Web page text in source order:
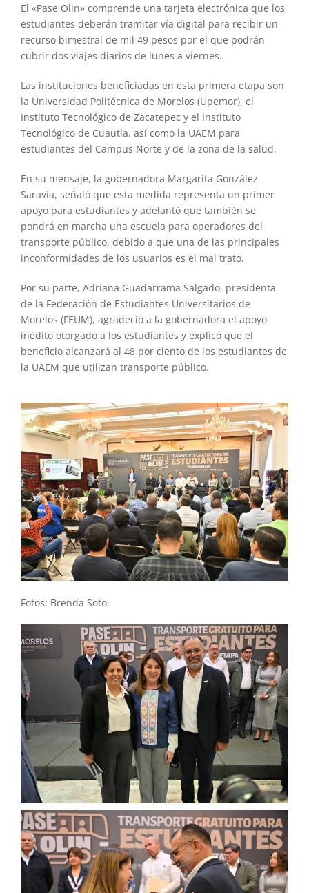
El «Pase Olin» comprende una tarjeta electrónica que los
estudiantes deberán tramitar vía digital para recibir un
recurso bimestral de mil 49 pesos por el que podrán
cubrir dos viajes diarios de lunes a viernes.
Las instituciones beneficiadas en esta primera etapa son
la Universidad Politécnica de Morelos (Upemor), el
Instituto Tecnológico de Zacatepec y el Instituto
Tecnológico de Cuautla, así como la UAEM para
estudiantes del Campus Norte y de la zona de la salud.
En su mensaje, la gobernadora Margarita González
Saravia, señaló que esta medida representa un primer
apoyo para estudiantes y adelantó que también se
pondrá en marcha una escuela para operadores del
transporte público, debido a que una de las principales
inconformidades de los usuarios es el mal trato.
Por su parte, Adriana Guadarrama Salgado, presidenta
de la Federación de Estudiantes Universitarios de
Morelos (FEUM), agradeció a la gobernadora el apoyo
inédito otorgado a los estudiantes y explicó que el
beneficio alcanzará al 48 por ciento de los estudiantes de
la UAEM que utilizan transporte público.
Fotos: Brenda Soto.